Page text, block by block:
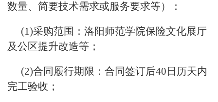
数量、简要技术需求或服务要求等）：
(1)采购范围：洛阳师范学院保险文化展厅
及公区提升改造等；
(2)合同履行期限：合同签订后40日历天内
完工验收；